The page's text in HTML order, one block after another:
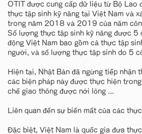
OTIT được cung cấp dữ liệu từ Bộ Lao
thực tập sinh kỹ năng tại Việt Nam và
trong năm 2018 và 2019 của năm
Số lượng thực tập sinh kỹ năng được
động Việt Nam bao gồm cả thực tập
người, và số lượng thực tập sinh do 5
Hiện tại, Nhật Bản đã ngừng tiếp
các biện pháp này được thực hiện
chế giao thông được nới lỏng ...
Liên quan đến sự biến mất của các
Đặc biệt, Việt Nam là quốc gia đưa